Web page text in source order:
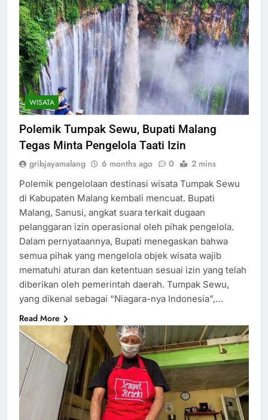
WISATA
Polemik Tumpak Sewu, Bupati Malang
Tegas Minta Pengelola Taati Izin
gribjayamalang 6 months ago 0 2 mins
Polemik pengelolaan destinasi wisata Tumpak Sewu
di Kabupaten Malang kembali mencuat. Bupati
Malang, Sanusi, angkat suara terkait dugaan
pelanggaran izin operasional oleh pihak pengelola.
Dalam pernyataannya, Bupati menegaskan bahwa
semua pihak yang mengelola objek wisata wajib
mematuhi aturan dan ketentuan sesuai izin yang telah
diberikan oleh pemerintah daerah. Tumpak Sewu,
yang dikenal sebagai “Niagara-nya Indonesia”,…
Read More